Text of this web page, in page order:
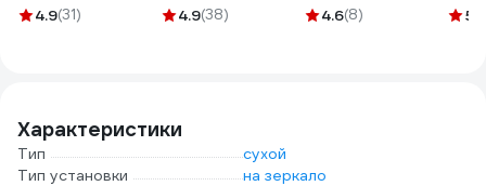
70х43х0.2 см
4.9(31)
чёрное, 100 г
4.9(38)
деликатной сушки
4.6(8) 5
Характеристики
Тип
сухой
Тип установки
на зеркало